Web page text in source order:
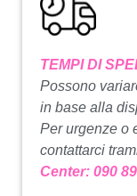
TEMPI DI
Possono
in base alla
Per urgenze o
contattarci
Center: 090